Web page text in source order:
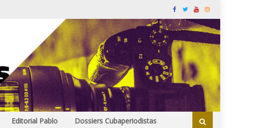
Editorial Pablo Dossiers Cubaperiodistas